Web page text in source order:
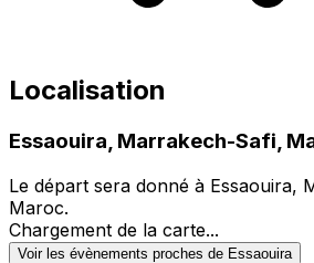
Localisation
Essaouira, Marrakech-Safi,
Le départ sera donné à Essaouira,
Maroc.
Chargement de la carte...
Voir les évènements proches de Essaouira